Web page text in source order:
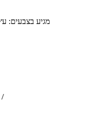
מגיע בצבעים: